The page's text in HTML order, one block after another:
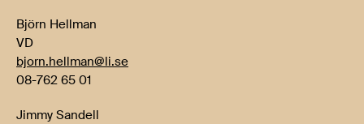
Björn Hellman
VD
bjorn.hellman@li.se
08-762 65 01
Jimmy Sandell